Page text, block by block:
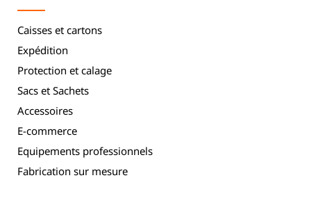
Caisses et cartons
Expédition
Protection et calage
Sacs et Sachets
Accessoires
E-commerce
Equipements professionnels
Fabrication sur mesure